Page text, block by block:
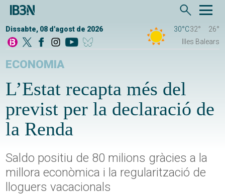
Dissabte, 08 d'agost de 2026 30°C32°
26°
Illes Balears
ECONOMIA
L’Estat recapta més del
previst per la declaració de
la Renda
Saldo positiu de 80 milions gràcies a la
millora econòmica i la regularització de
lloguers vacacionals